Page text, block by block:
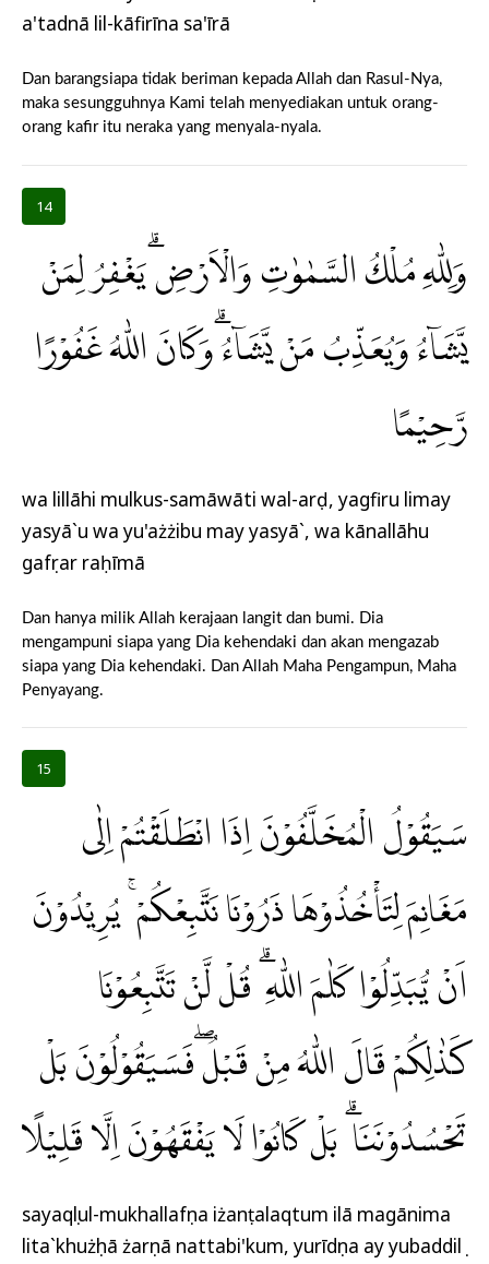
a'tadnā lil-kāfirīna sa'īrā
Dan barangsiapa tidak beriman kepada Allah dan Rasul-Nya,
maka sesungguhnya Kami telah menyediakan untuk orang-
orang kafir itu neraka yang menyala-nyala.
14
وَلِلّٰهِ مُلْكُ السَّمٰوٰتِ وَالْاَرْضِۗ يَغْفِرُ لِمَنْ
يَّشَاۤءُ وَيُعَذِّبُ مَنْ يَّشَاۤءُ ۗوَكَانَ اللّٰهُ غَفُوْرًا
رَّحِيْمًا
wa lillāhi mulkus-samāwāti wal-arḍ, yagfiru limay
yasyā`u wa yu'ażżibu may yasyā`, wa kānallāhu
gafụrar raḥīmā
Dan hanya milik Allah kerajaan langit dan bumi. Dia
mengampuni siapa yang Dia kehendaki dan akan mengazab
siapa yang Dia kehendaki. Dan Allah Maha Pengampun, Maha
Penyayang.
15
سَيَقُوْلُ الْمُخَلَّفُوْنَ اِذَا انْطَلَقْتُمْ اِلٰى
مَغَانِمَ لِتَأْخُذُوْهَا ذَرُوْنَا نَتَّبِعْكُمْ ۚ يُرِيْدُوْنَ
اَنْ يُّبَدِّلُوْا كَلٰمَ اللّٰهِ ۗ قُلْ لَّنْ تَتَّبِعُوْنَا
كَذٰلِكُمْ قَالَ اللّٰهُ مِنْ قَبْلُ ۖفَسَيَقُوْلُوْنَ بَلْ
تَحْسُدُوْنَنَا ۗ بَلْ كَانُوْا لَا يَفْقَهُوْنَ اِلَّا قَلِيْلًا
sayaqụlul-mukhallafụna iżanṭalaqtum ilā magānima
lita`khużụhā żarụnā nattabi'kum, yurīdụna ay yubaddilụ